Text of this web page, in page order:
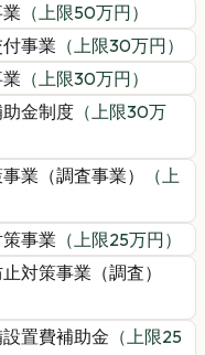
（上限50万円）
事業 （上限30万円）
（上限30万円）
金制度 （上限30万
業（調査事業）
（上
事業 （上限25万円）
対策事業（調査）
置費補助金 （上限25